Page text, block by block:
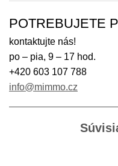
POTREBUJETE
kontaktujte nás!
po – pia, 9 – 17 hod.
+420 603 107 788
info@mimmo.cz